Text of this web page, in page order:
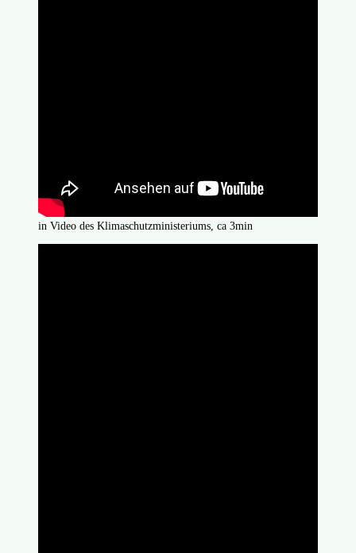
in Video des Klimaschutzministeriums, ca 3min